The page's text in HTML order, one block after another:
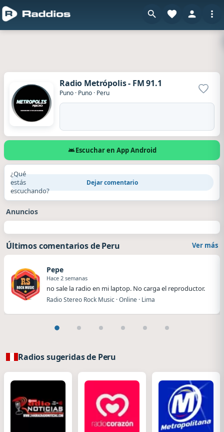
Radio Metrópolis - FM 91.1
Puno · Puno · Peru
Escuchar en App Android
¿Qué
estás
escuchando?
Dejar comentario
Anuncios
Últimos comentarios de Peru Ver más
Pepe
Hace 2 semanas
no sale la radio en mi laptop. No carga el reproductor.
Radio Stereo Rock Music · Online · Lima
Radios sugeridas de Peru